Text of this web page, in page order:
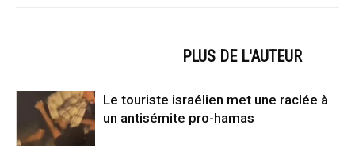
PLUS DE L'AUTEUR
Le touriste israélien met une raclée à
un antisémite pro-hamas